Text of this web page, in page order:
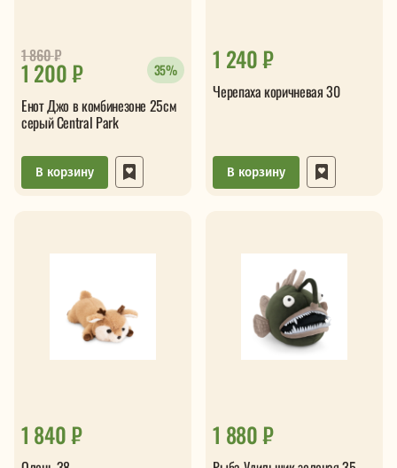
1 200 ₽
1 860₽
35%
Енот Джо в комбинезоне 25см
серый Central Park
В корзину
1 240 ₽
Черепаха коричневая 30
В корзину
1 840 ₽ 1 880 ₽